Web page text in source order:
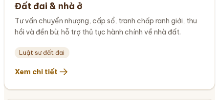
Đất đai & nhà ở
Tư vấn chuyển nhượng, cấp sổ, tranh chấp ranh giới, thu
hồi và đền bù; hỗ trợ thủ tục hành chính về nhà đất.
Luật sư đất đai
Xem chi tiết